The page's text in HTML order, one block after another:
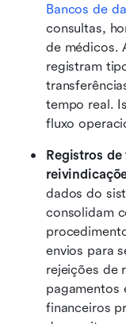
Bancos de
consultas,
de médicos.
registram
tempo real.
fluxo
Registros
dados do
consolidam
envios para
rejeições de
pagamentos
financeiros